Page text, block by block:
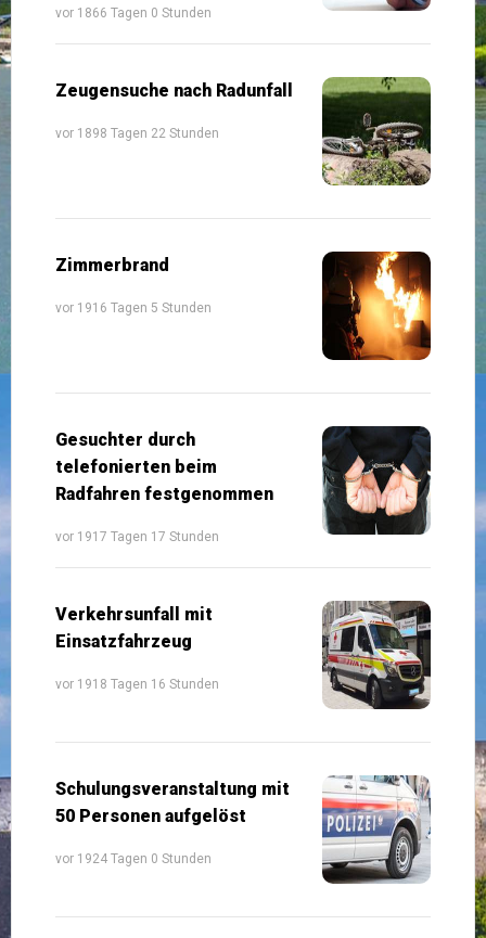
vor 1866 Tagen 0 Stunden
Zeugensuche nach Radunfall
vor 1898 Tagen 22 Stunden
Zimmerbrand
vor 1916 Tagen 5 Stunden
Gesuchter durch
telefonierten beim
Radfahren festgenommen
vor 1917 Tagen 17 Stunden
Verkehrsunfall mit
Einsatzfahrzeug
vor 1918 Tagen 16 Stunden
Schulungsveranstaltung mit
50 Personen aufgelöst
vor 1924 Tagen 0 Stunden